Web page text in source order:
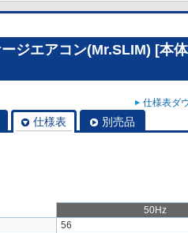
ジエアコン(Mr.SLIM) [本
仕様表ダ
仕様表 別売品
50Hz
56